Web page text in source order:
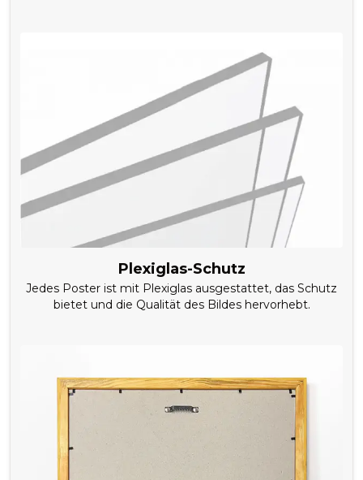
Plexiglas-Schutz
Jedes Poster ist mit Plexiglas ausgestattet, das Schutz
bietet und die Qualität des Bildes hervorhebt.